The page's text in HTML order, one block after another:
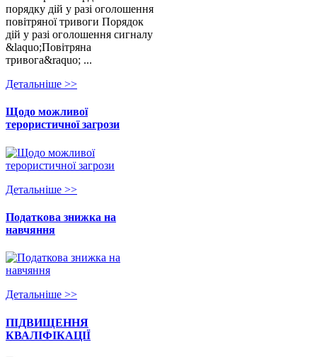
порядку дій у разі оголошення
повітряної тривоги Порядок
дій у разі оголошення сигналу
&laquo;Повітряна
тривога&raquo; ...
Детальнiше >>
Щодо можливої
терористичної загрози
Детальнiше >>
Податкова знижка на
навчяння
Детальнiше >>
ПІДВИЩЕННЯ
КВАЛІФІКАЦІЇ